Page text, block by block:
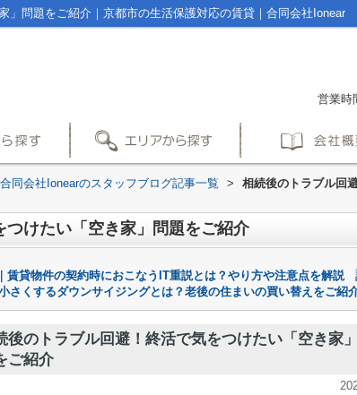
」問題をご紹介｜京都市の生活保護対応の賃貸｜合同会社Ionear
営業時
合同会社Ionearのスタッフブログ記事一覧 >
相続後のトラブル回
けたい「空き家」問題をご紹介
貸物件の契約時におこなうIT重説とは？やり方や注意点を解説
さくするダウンサイジングとは？老後の住まいの買い替えをご紹
後のトラブル回避！終活で気をつけたい「空き家
ご紹介